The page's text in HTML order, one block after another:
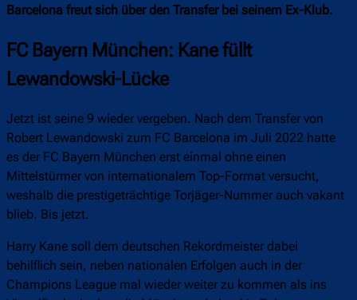
Barcelona freut sich über den Transfer bei seinem Ex-Klub.
FC Bayern München: Kane füllt
Lewandowski-Lücke
Jetzt ist seine 9 wieder vergeben. Nach dem Transfer von
Robert Lewandowski zum FC Barcelona im Juli 2022 hatte
es der FC Bayern München erst einmal ohne einen
Mittelstürmer von internationalem Top-Format versucht,
weshalb die prestigeträchtige Torjäger-Nummer auch vakant
blieb. Bis jetzt.
Harry Kane soll dem deutschen Rekordmeister dabei
behilflich sein, neben nationalen Erfolgen auch in der
Champions League mal wieder weiter zu kommen als ins